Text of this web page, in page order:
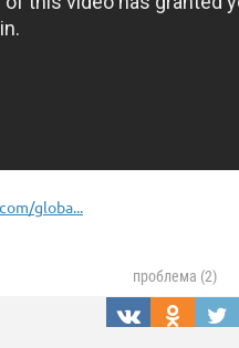
globa...
проблема (2)